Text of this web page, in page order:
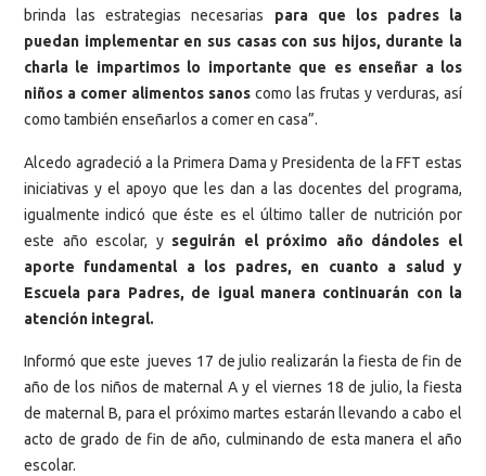
brinda las estrategias necesarias para que los padres la
puedan implementar en sus casas con sus hijos, durante la
charla le impartimos lo importante que es enseñar a los
niños a comer alimentos sanos como las frutas y verduras, así
como también enseñarlos a comer en casa”.
Alcedo agradeció a la Primera Dama y Presidenta de la FFT estas
iniciativas y el apoyo que les dan a las docentes del programa,
igualmente indicó que éste es el último taller de nutrición por
este año escolar, y seguirán el próximo año dándoles el
aporte fundamental a los padres, en cuanto a salud y
Escuela para Padres, de igual manera continuarán con la
atención integral.
Informó que este jueves 17 de julio realizarán la fiesta de fin de
año de los niños de maternal A y el viernes 18 de julio, la fiesta
de maternal B, para el próximo martes estarán llevando a cabo el
acto de grado de fin de año, culminando de esta manera el año
escolar.